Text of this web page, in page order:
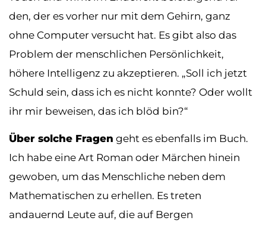
den, der es vorher nur mit dem Gehirn, ganz
ohne Computer versucht hat. Es gibt also das
Problem der menschlichen Persönlichkeit,
höhere Intelligenz zu akzeptieren. „Soll ich jetzt
Schuld sein, dass ich es nicht konnte? Oder wollt
ihr mir beweisen, das ich blöd bin?“
Über solche Fragen geht es ebenfalls im Buch.
Ich habe eine Art Roman oder Märchen hinein
gewoben, um das Menschliche neben dem
Mathematischen zu erhellen. Es treten
andauernd Leute auf, die auf Bergen